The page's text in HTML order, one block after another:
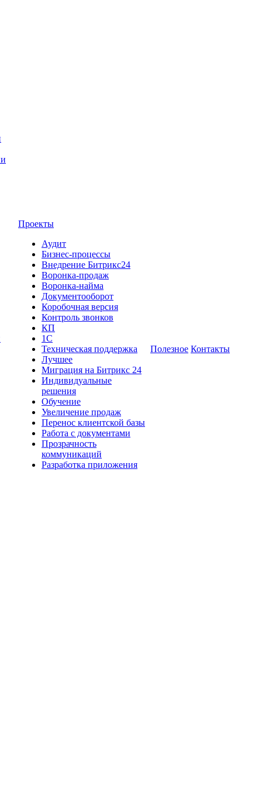
Проекты
Аудит
Бизнес-процессы
Внедрение Битрикс24
Воронка-продаж
Воронка-найма
Документооборот
Коробочная версия
Контроль звонков
КП
1С
Техническая поддержка
Лучшее
Миграция на Битрикс 24
Индивидуальные
решения
Обучение
Увеличение продаж
Перенос клиентской базы
Работа с документами
Прозрачность
коммуникаций
Разработка приложения
Полезное Контакты